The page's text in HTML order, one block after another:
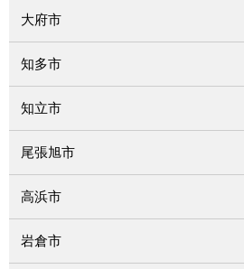
大府市
知多市
知立市
尾張旭市
高浜市
岩倉市